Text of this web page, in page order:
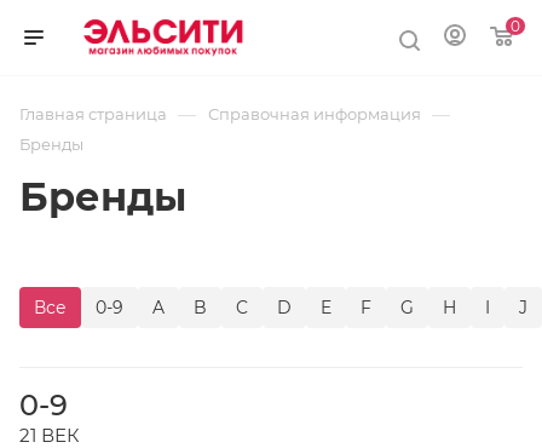
0
Главная страница — Справочная информация —
Бренды
Бренды
Все 0-9 A B C D E F G H I J
0-9
21 ВЕК